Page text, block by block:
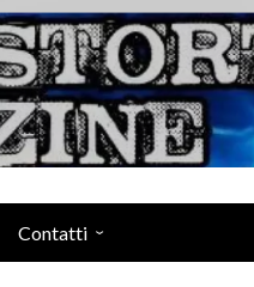
Magazine
Contatti